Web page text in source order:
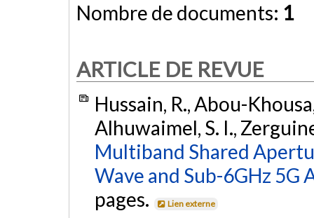
Nombre de documents: 1
ARTICLE DE REVUE
Hussain, R., Abou-
Alhuwaimel, S. I.,
Multiband Shared
Wave and Sub-6GHz 5G
pages.
Lien externe